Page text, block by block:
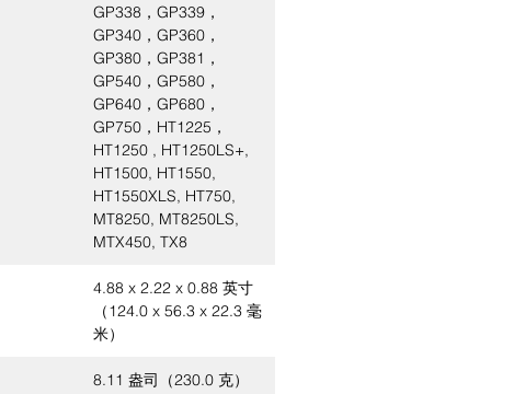
GP338，GP339，
GP340，GP360，
GP380，GP381，
GP540，GP580，
GP640，GP680，
GP750，HT1225，
HT1250 , HT1250LS+,
HT1500, HT1550,
HT1550XLS, HT750,
MT8250, MT8250LS,
MTX450, TX8
4.88 x 2.22 x 0.88 英寸
（124.0 x 56.3 x 22.3 毫
米）
8.11 盎司（230.0 克）